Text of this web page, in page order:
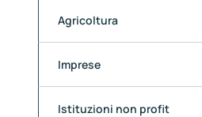
Agricoltura
Imprese
Istituzioni non profit